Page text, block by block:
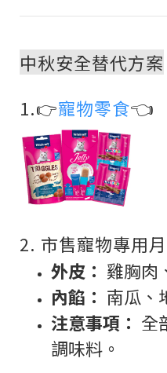
中秋安全替代方案
1.👉寵物零食👈
2. 市售寵物專用
外皮： 雞胸肉
內餡： 南瓜、
注意事項： 全
調味料。